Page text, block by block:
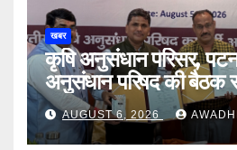
खबर
कृषि अनुसंधान परिसर,
अनुसंधान परिषद की बैठक
AUGUST 6, 2026